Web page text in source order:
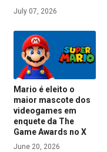
July 07, 2026
Mario é eleito o
maior mascote dos
videogames em
enquete da The
Game Awards no X
June 20, 2026